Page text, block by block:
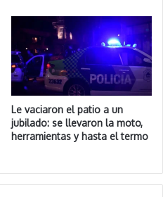
Le vaciaron el patio a un
jubilado: se llevaron la moto,
herramientas y hasta el termo